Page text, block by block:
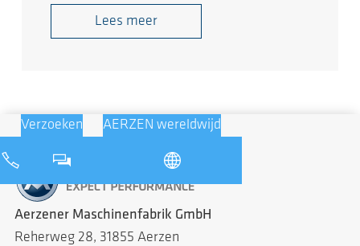
Lees meer
Verzoeken AERZEN wereldwijd
Aerzener Maschinenfabrik GmbH
Reherweg 28, 31855 Aerzen